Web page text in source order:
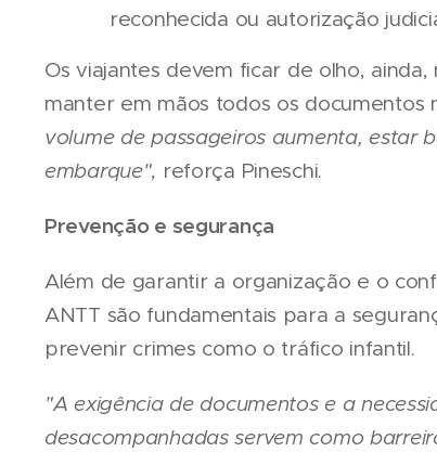
reconhecida ou autorização
Os viajantes devem ficar de olho,
manter em mãos todos os documentos
volume de passageiros aumenta, estar
embarque", reforça Pineschi.
Prevenção e segurança
Além de garantir a organização e o
ANTT são fundamentais para a
prevenir crimes como o tráfico infantil.
"A exigência de documentos e a
desacompanhadas servem como